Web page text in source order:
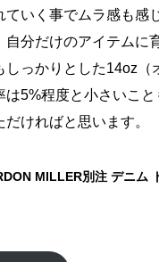
ていく事でムラ感も感
自分だけのアイテムに
しっかりとした14oz（
は5%程度と小さいこ
ければと思います。
MILLER別注 デニム